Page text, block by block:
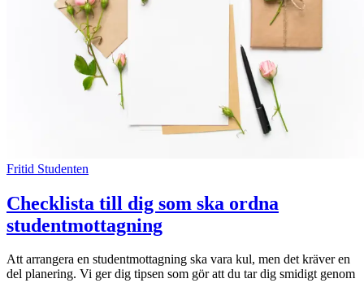
Öppettider
Praktisk information
Tryggare handel
Presentkort
Frågor & svar om parkering
Fritid Studenten
Checklista till dig som ska ordna
studentmottagning
Att arrangera en studentmottagning ska vara kul, men det kräver en
del planering. Vi ger dig tipsen som gör att du tar dig smidigt genom